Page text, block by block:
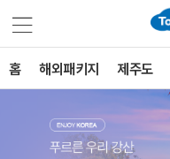
홈 해외패키지 제주도